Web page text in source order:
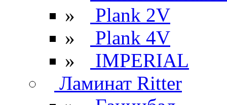
»
Plank 2V
»
Plank 4V
»
IMPERIAL
Ламинат Ritter